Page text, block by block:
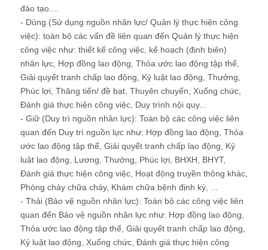
đào tạo....
- Dùng (Sử dụng nguồn nhân lực/ Quản lý thực hiện công
việc): toàn bộ các vấn đề liên quan đến Quản lý thực hiện
công việc như: thiết kế công việc, kế hoạch (định biên)
nhân lực, Hợp đồng lao động, Thỏa ước lao động tập thể,
Giải quyết tranh chấp lao động, Kỷ luật lao động, Thưởng,
Phúc lợi, Thăng tiến/ đề bạt, Thuyên chuyển, Xuống chức,
Đánh giá thực hiện công việc, Duy trình nội quy...
- Giữ (Duy trì nguồn nhân lực): Toàn bộ các công việc liên
quan đến Duy trì nguồn lực như: Hợp đồng lao động, Thỏa
ước lao động tập thể, Giải quyết tranh chấp lao động, Kỷ
luật lao động, Lương, Thưởng, Phúc lợi, BHXH, BHYT,
Đánh giá thực hiện công việc, Hoạt động truyền thông khác,
Phòng cháy chữa cháy, Khám chữa bệnh định kỳ, ...
- Thải (Bảo vệ nguồn nhân lực): Toàn bộ các công việc liên
quan đến Bảo vệ nguồn nhân lực như: Hợp đồng lao động,
Thỏa ước lao động tập thể, Giải quyết tranh chấp lao động,
Kỷ luật lao động, Xuống chức, Đánh giá thực hiện công